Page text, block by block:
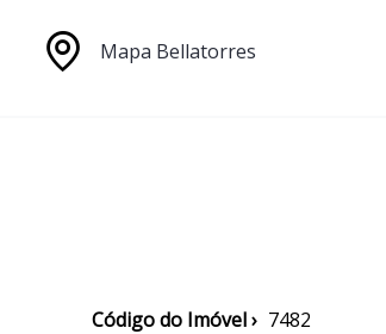
Mapa Bellatorres
Código do Imóvel › 7482